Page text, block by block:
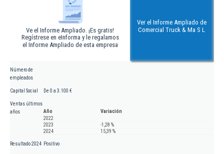
Ve el Informe Ampliado. ¡Es gratis!
Regístrese en eInforma y le regalamos
el Informe Ampliado de esta empresa
Ver el Informe Ampliado de
Comercial Truck & Ma S L
Número de
empleados
Capital Social De 0 a 3.100 €
Ventas últimos
años
Año
Variación
2022
2023
-1,28 %
2024
15,39 %
Resultado 2024 Positivo